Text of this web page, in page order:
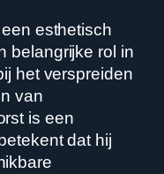
esthetisch
belangrijke rol in
het verspreiden
van
is een
dat hij